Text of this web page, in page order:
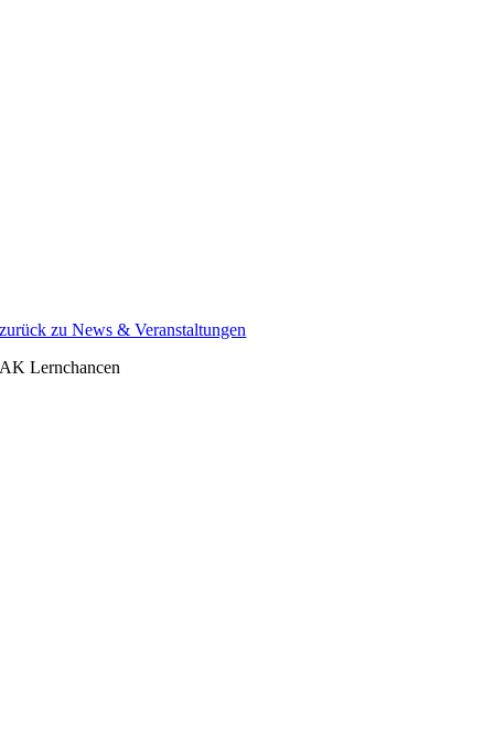
zurück zu News & Veranstaltungen
AK Lernchancen